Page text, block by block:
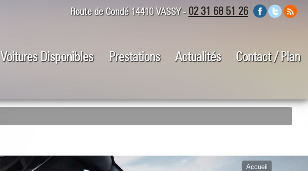
Voitures Disponibles Prestations Actualités Contact / Plan
Route de Condé 14410 VASSY -02 31 68 51 26
Accueil